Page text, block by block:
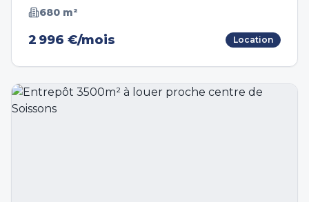
680 m²
2 996 €/mois Location